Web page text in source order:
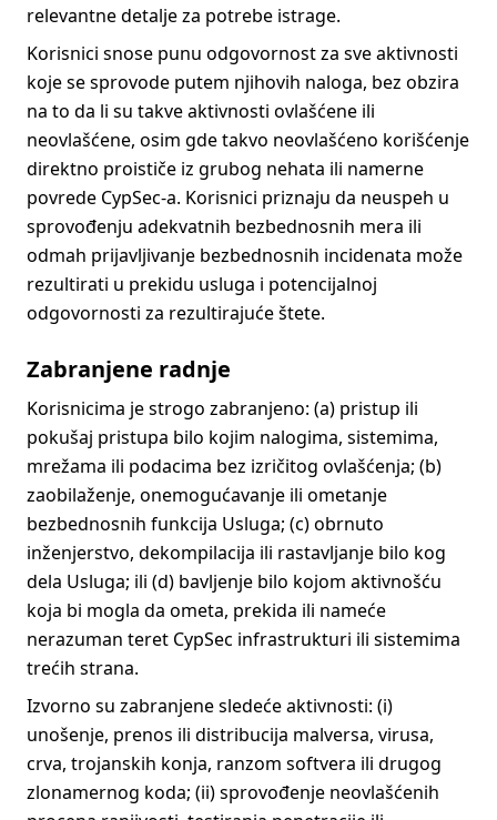
relevantne detalje za potrebe istrage.
Korisnici snose punu odgovornost za sve aktivnosti
koje se sprovode putem njihovih naloga, bez obzira
na to da li su takve aktivnosti ovlašćene ili
neovlašćene, osim gde takvo neovlašćeno korišćenje
direktno proističe iz grubog nehata ili namerne
povrede CypSec-a. Korisnici priznaju da neuspeh u
sprovođenju adekvatnih bezbednosnih mera ili
odmah prijavljivanje bezbednosnih incidenata može
rezultirati u prekidu usluga i potencijalnoj
odgovornosti za rezultirajuće štete.
Zabranjene radnje
Korisnicima je strogo zabranjeno: (a) pristup ili
pokušaj pristupa bilo kojim nalogima, sistemima,
mrežama ili podacima bez izričitog ovlašćenja; (b)
zaobilaženje, onemogućavanje ili ometanje
bezbednosnih funkcija Usluga; (c) obrnuto
inženjerstvo, dekompilacija ili rastavljanje bilo kog
dela Usluga; ili (d) bavljenje bilo kojom aktivnošću
koja bi mogla da ometa, prekida ili nameće
nerazuman teret CypSec infrastrukturi ili sistemima
trećih strana.
Izvorno su zabranjene sledeće aktivnosti: (i)
unošenje, prenos ili distribucija malversa, virusa,
crva, trojanskih konja, ranzom softvera ili drugog
zlonamernog koda; (ii) sprovođenje neovlašćenih